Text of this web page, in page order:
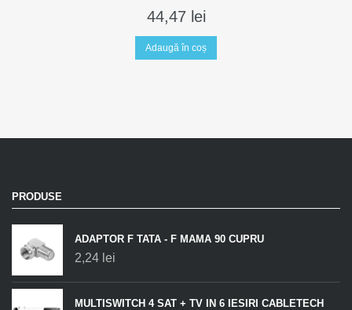
44,47 lei
Adaugă în coș
PRODUSE
ADAPTOR F TATA - F MAMA 90 CUPRU
2,24 lei
MULTISWITCH 4 SAT + TV IN 6 IESIRI CABLETECH